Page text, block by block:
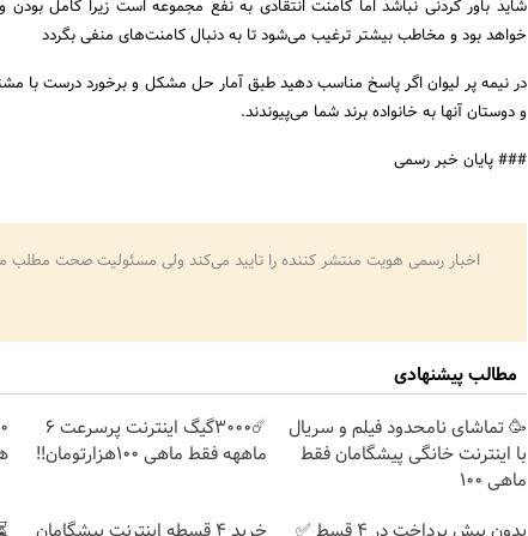
شاید باور کردنی نباشد اما کامنت انتقادی به نفع مجموعه است زیرا کامل
خواهد بود و مخاطب بیشتر ترغیب می‌شود تا به دنبال کامنت‌های منفی بگردد
در نیمه پر لیوان اگر پاسخ مناسب دهید طبق آمار حل مشکل و برخورد درست با
و دوستان آنها به خانواده برند شما می‌پیوندند.
### پایان خبر رسمی
اخبار رسمی هویت منتشر کننده را تایید می‌کند ولی مسئولیت صحت مطلب
مطالب پیشنهادی
🥳 تماشای نامحدود فیلم و سریال
با اینترنت خانگی پیشگامان فقط
ماهی 100
☄️3000گیگ اینترنت پرسرعت 6
ماههه فقط ماهی 100هزارتومان!!